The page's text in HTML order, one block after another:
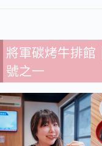
將軍碳烤牛排館
號之一